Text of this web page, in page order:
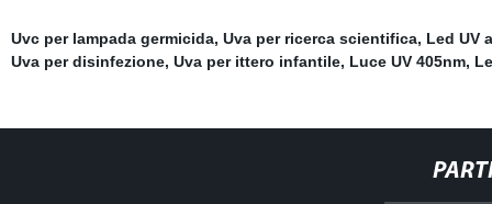
Uvc per lampada germicida, Uva per ricerca scientifica, Led UV
Uva per disinfezione, Uva per ittero infantile, Luce UV 405nm,